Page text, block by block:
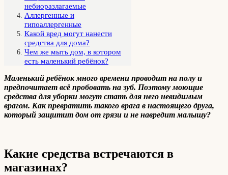
небиоразлагаемые
Аллергенные и
гипоаллергенные
Какой вред могут нанести
средства для дома?
Чем же мыть дом, в котором
есть маленький ребёнок?
Маленький ребёнок много времени проводит на полу и
предпочитает всё пробовать на зуб. Поэтому моющие
средства для уборки могут стать для него невидимым
врагом. Как превратить такого врага в настоящего друга,
который защитит дом от грязи и не навредит малышу?
Какие средства встречаются в
магазинах?